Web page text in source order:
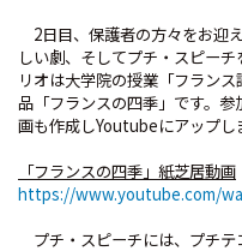
2日目、保護者の方々をお迎
しい劇、そしてプチ・スピー
リオは大学院の授業「フラン
品「フランスの四季」です。
画も作成しYoutubeにアップし
「フランスの四季」紙芝居動画
https://www.youtube.com/
プチ・スピーチには、プチテ